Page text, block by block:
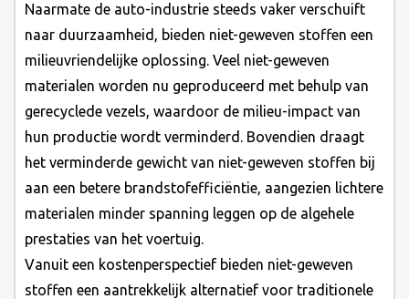
Naarmate de auto-industrie steeds vaker verschuift
naar duurzaamheid, bieden niet-geweven stoffen een
milieuvriendelijke oplossing. Veel niet-geweven
materialen worden nu geproduceerd met behulp van
gerecyclede vezels, waardoor de milieu-impact van
hun productie wordt verminderd. Bovendien draagt ​​
het verminderde gewicht van niet-geweven stoffen bij
aan een betere brandstofefficiëntie, aangezien lichtere
materialen minder spanning leggen op de algehele
prestaties van het voertuig.
Vanuit een kostenperspectief bieden niet-geweven
stoffen een aantrekkelijk alternatief voor traditionele